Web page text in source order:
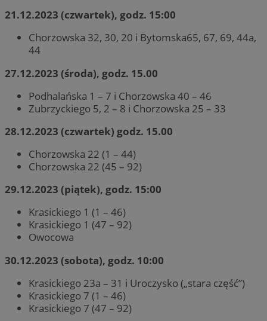
21.12.2023 (czwartek), godz. 15:00
Chorzowska 32, 30, 20 i Bytomska65, 67, 69, 44a,
44
27.12.2023 (środa), godz. 15.00
Podhalańska 1 – 7 i Chorzowska 40 – 46
Zubrzyckiego 5, 2 – 8 i Chorzowska 25 – 33
28.12.2023 (czwartek) godz. 15.00
Chorzowska 22 (1 – 44)
Chorzowska 22 (45 – 92)
29.12.2023 (piątek), godz. 15:00
Krasickiego 1 (1 – 46)
Krasickiego 1 (47 – 92)
Owocowa
30.12.2023 (sobota), godz. 10:00
Krasickiego 23a – 31 i Uroczysko („stara część”)
Krasickiego 7 (1 – 46)
Krasickiego 7 (47 – 92)